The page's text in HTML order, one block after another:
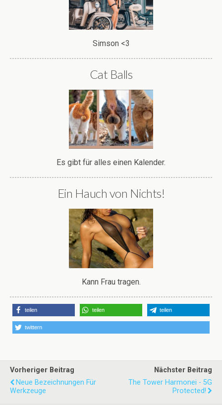
Simson <3
Cat Balls
Es gibt für alles einen Kalender.
Ein Hauch von Nichts!
Kann Frau tragen.
teilen teilen teilen
twittern
Vorheriger Beitrag
Neue Bezeichnungen Für
Werkzeuge
Nächster Beitrag
The Tower Harmonei - 5G
Protected!